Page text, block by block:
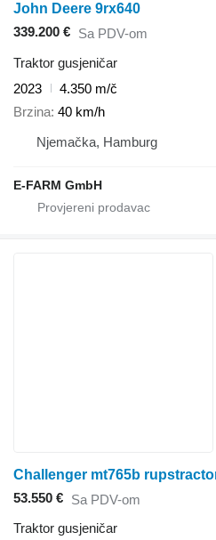
John Deere 9rx640
339.200 € Sa PDV-om
Traktor gusjeničar
2023
4.350 m/č
Brzina 40 km/h
Njemačka, Hamburg
E-FARM GmbH
Challenger mt765b
53.550 € Sa PDV-om
Traktor gusjeničar